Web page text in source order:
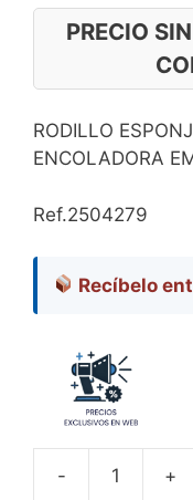
PRECIO
RODILLO
ENCOLADORA
Ref.2504279
Recíbelo
- +